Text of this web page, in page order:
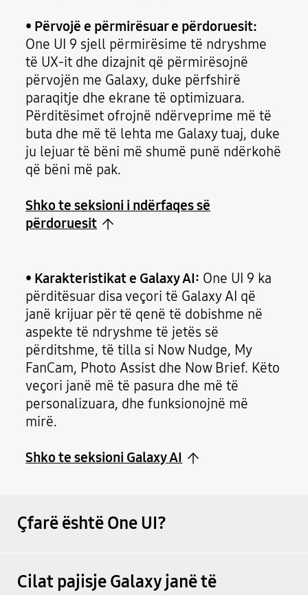
• Përvojë e përmirësuar e përdoruesit:
One UI 9 sjell përmirësime të ndryshme
të UX-it dhe dizajnit që përmirësojnë
përvojën me Galaxy, duke përfshirë
paraqitje dhe ekrane të optimizuara.
Përditësimet ofrojnë ndërveprime më të
buta dhe më të lehta me Galaxy tuaj, duke
ju lejuar të bëni më shumë punë ndërkohë
që bëni më pak.
Shko te seksioni i ndërfaqes së
përdoruesit
• Karakteristikat e Galaxy AI: One UI 9 ka
përditësuar disa veçori të Galaxy AI që
janë krijuar për të qenë të dobishme në
aspekte të ndryshme të jetës së
përditshme, të tilla si Now Nudge, My
FanCam, Photo Assist dhe Now Brief. Këto
veçori janë më të pasura dhe më të
personalizuara, dhe funksionojnë më
mirë.
Shko te seksioni Galaxy AI
Çfarë është One UI?
Cilat pajisje Galaxy janë të